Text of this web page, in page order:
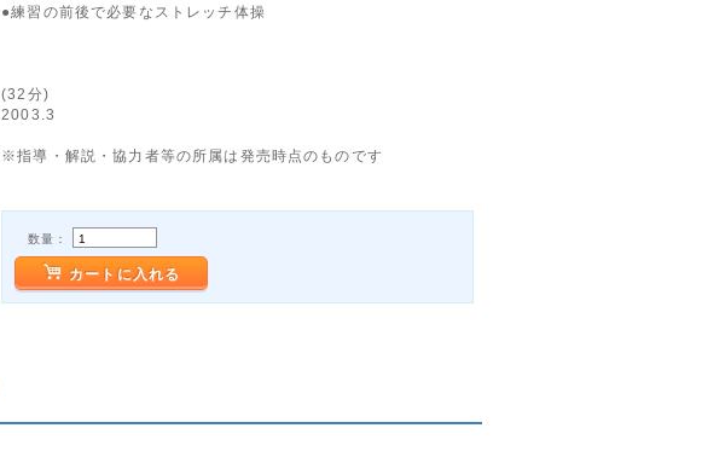
●練習の前後で必要なストレッチ体操
(32分)
2003.3
※指導・解説・協力者等の所属は発売時点のものです
数量：
カートに入れる